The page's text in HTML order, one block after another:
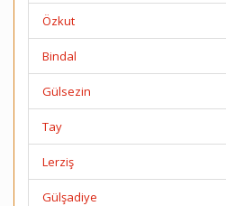
Özkut
Bindal
Gülsezin
Tay
Lerziş
Gülşadiye